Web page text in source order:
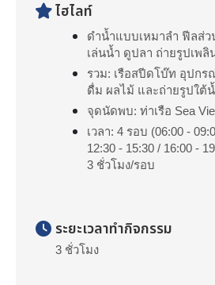
ไฮไลท์
ดำน้ำแบบเหมาลำ ฟีลส่ว
เล่นน้ำ ดูปลา ถ่ายรูปเพลิ
รวม: เรือสปีดโบ๊ท อุปก
ดื่ม ผลไม้ และถ่ายรูปใต้
จุดนัดพบ: ท่าเรือ Sea
เวลา: 4 รอบ (06:00 -
12:30 - 15:30 / 16:00 -
3 ชั่วโมง/รอบ
ระยะเวลาทำกิจกรรม
3 ชั่วโมง